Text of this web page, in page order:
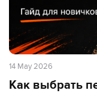
14 May 2026
Как выбрать